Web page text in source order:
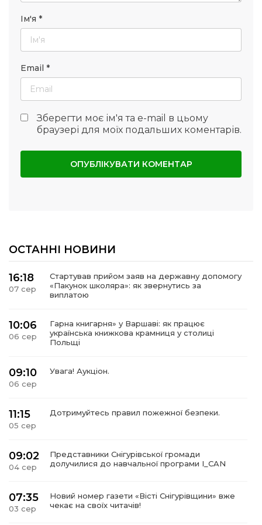
Ім'я *
Email *
Зберегти моє ім'я та e-mail в цьому
браузері для моїх подальших коментарів.
ОСТАННІ НОВИНИ
16:18
07 сер
Стартував прийом заяв на державну допомогу
«Пакунок школяра»: як звернутись за
виплатою
10:06
06 сер
Гарна книгарня» у Варшаві: як працює
українська книжкова крамниця у столиці
Польщі
09:10
06 сер
Увага! Аукціон.
11:15
05 сер
Дотримуйтесь правил пожежної безпеки.
09:02
04 сер
Представники Снігурівської громади
долучилися до навчальної програми I_CAN
07:35
03 сер
Новий номер газети «Вісті Снігурівщини» вже
чекає на своїх читачів!